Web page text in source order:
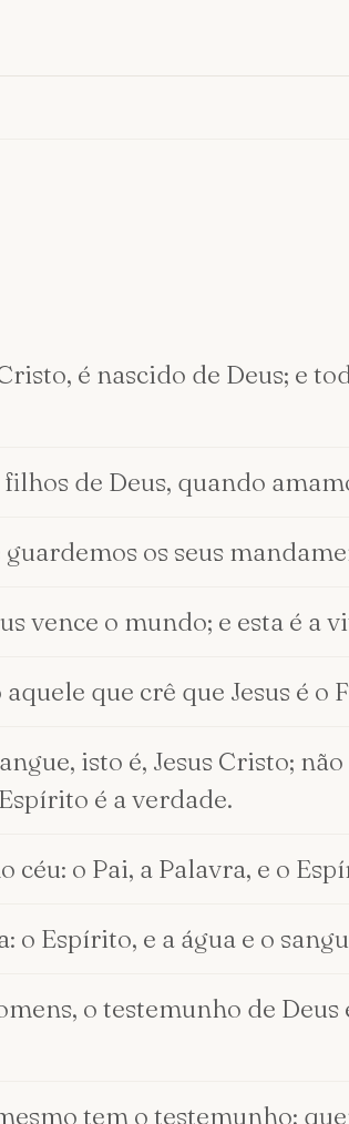
é nascido de Deus; e
de Deus, quando
os seus
vence o mundo; e esta é a
que crê que Jesus é o
isto é, Jesus Cristo;
é a verdade.
o Pai, a Palavra, e o
o Espírito, e a água e o
o testemunho de
tem o testemunho;